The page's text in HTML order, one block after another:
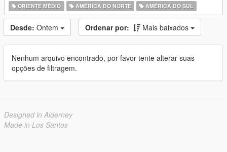
ORIENTE MÉDIO
AMÉRICA DO NORTE AMÉRICA DO SUL
Desde: Ontem Ordenar por: Mais baixados
Nenhum arquivo encontrado, por favor tente alterar suas
opções de filtragem.
Designed in Alderney
Made in Los Santos